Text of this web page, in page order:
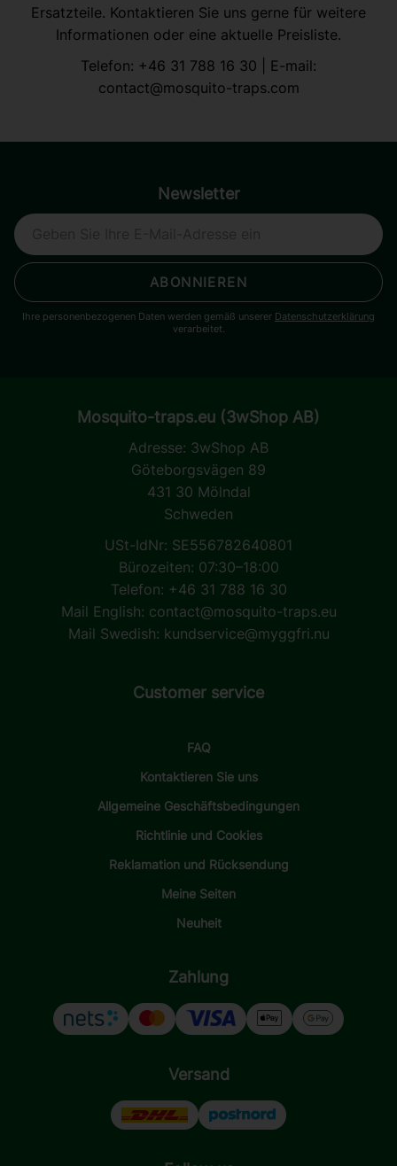
Ersatzteile. Kontaktieren Sie uns gerne für weitere
Informationen oder eine aktuelle Preisliste.
Telefon: +46 31 788 16 30 | E-mail:
contact@mosquito-traps.com
Newsletter
ABONNIEREN
Ihre personenbezogenen Daten werden gemäß unserer Datenschutzerklärung
verarbeitet.
Mosquito-traps.eu (3wShop AB)
Adresse: 3wShop AB
Göteborgsvägen 89
431 30 Mölndal
Schweden
USt-IdNr: SE556782640801
Bürozeiten: 07:30–18:00
Telefon: +46 31 788 16 30
Mail English: contact@mosquito-traps.eu
Mail Swedish: kundservice@myggfri.nu
Customer service
FAQ
Kontaktieren Sie uns
Allgemeine Geschäftsbedingungen
Richtlinie und Cookies
Reklamation und Rücksendung
Meine Seiten
Neuheit
Zahlung
Versand